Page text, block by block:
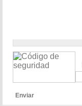
Enviar